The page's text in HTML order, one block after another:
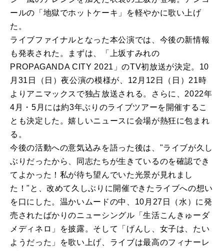
ールの「地獄でホットケーキ」を軽やかに歌い上げ
た。
ライブファイナルとなった本公演では、今後の新情報
も発表された。まずは、「上坂すみれの
PROPAGANDA CITY 2021」のTV初放送が決定。10
月31日（日）夜公演の模様が、12月12日（日）21時
よりアニマックスで独占放送される。さらに、2022年
4月・5月には約3年ぶりのライブツアーを開催するこ
とも決定した。嬉しいニュースに会場が熱狂に包まれ
る。
今後の活動への意気込みを語った後は、"ライブが久し
ぶりだったから、同志たちが生きているのを確認でき
てよかった！私が待ち望んでいた光景が見れまし
た！"と、改めて久しぶりに開催できたライブへの想い
を口にした。温かいムードの中、10月27日（水）に発
売されたばかりのニューシングル「生活こんきゅーダ
メディネロ」を披露。そして「げんし、女子は、たい
ようだった」を歌い上げ、ライブは最高のフィナーレ